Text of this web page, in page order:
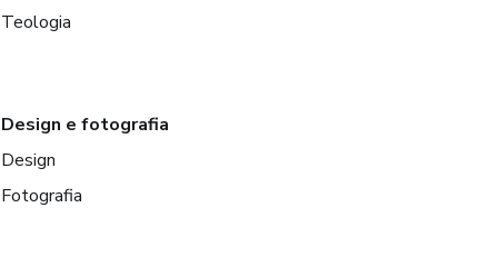
Teologia
Design e fotografia
Design
Fotografia